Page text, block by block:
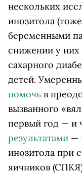
нескольких
инозитола
беременными
снижении у них
сахарного
детей.
помочь в
вызванного
первый год — и
результатами —
инозитола при
яичников